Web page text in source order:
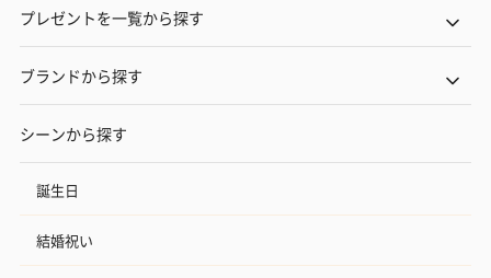
プレゼントを一覧から探す
ブランドから探す
シーンから探す
誕生日
結婚祝い